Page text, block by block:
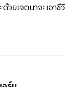
ยเจตนาจะเอา